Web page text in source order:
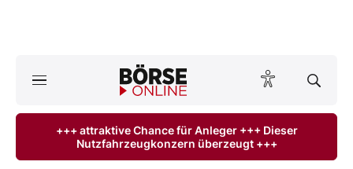
Anlageprodukte
+++ attraktive Chance für Anleger +++ Dieser
Nutzfahrzeugkonzern überzeugt +++